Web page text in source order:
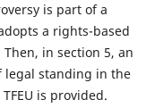
is part of a
a rights-based
in section 5, an
legal standing in the
is provided.